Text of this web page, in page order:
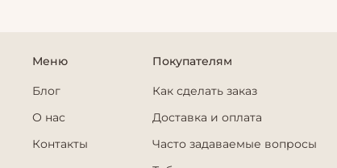
Меню
Блог
О нас
Контакты
Покупателям
Как сделать заказ
Доставка и оплата
Часто задаваемые вопросы